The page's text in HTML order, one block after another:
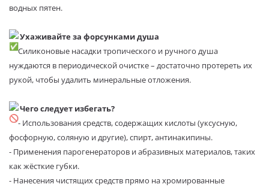
водных пятен.
Ухаживайте за форсунками душа
Силиконовые насадки тропического и ручного душа
нуждаются в периодической очистке – достаточно протереть их
рукой, чтобы удалить минеральные отложения.
Чего следует избегать?
- Использования средств, содержащих кислоты (уксусную,
фосфорную, соляную и другие), спирт, антинакипины.
- Применения парогенераторов и абразивных материалов, таких
как жёсткие губки.
- Нанесения чистящих средств прямо на хромированные